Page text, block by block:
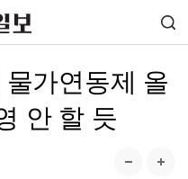
가연동제 올
안 할 듯